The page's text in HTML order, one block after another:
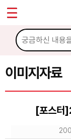
이미지자료
[포스터
마이페이지
소개
소식